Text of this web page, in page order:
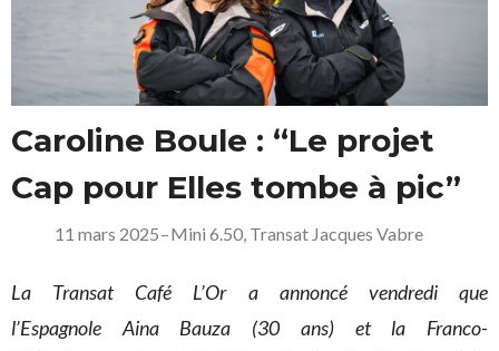
Caroline Boule : “Le projet
Cap pour Elles tombe à pic”
11 mars 2025–Mini 6.50, Transat Jacques Vabre
La Transat Café L’Or a annoncé vendredi que
l’Espagnole Aina Bauza (30 ans) et la Franco-